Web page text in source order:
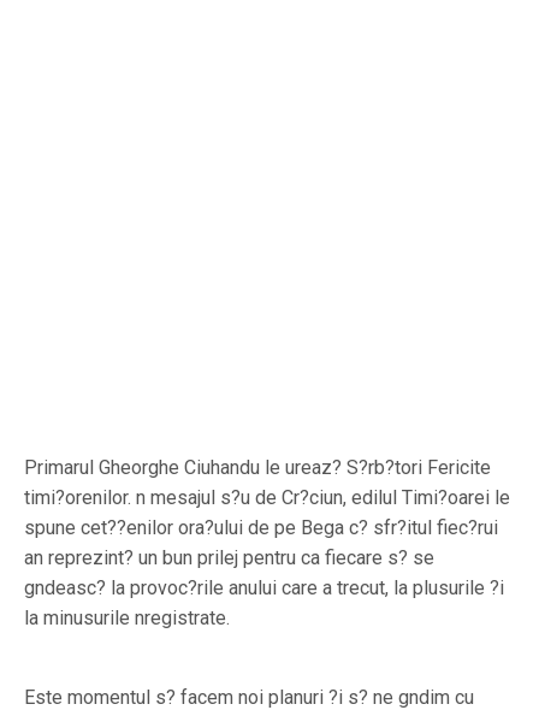
Primarul Gheorghe Ciuhandu le ureaz? S?rb?tori Fericite
timi?orenilor. n mesajul s?u de Cr?ciun, edilul Timi?oarei le
spune cet??enilor ora?ului de pe Bega c? sfr?itul fiec?rui
an reprezint? un bun prilej pentru ca fiecare s? se
gndeasc? la provoc?rile anului care a trecut, la plusurile ?i
la minusurile nregistrate.
Este momentul s? facem noi planuri ?i s? ne gndim cu